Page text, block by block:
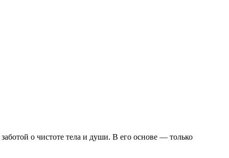
о чистоте тела и души. В его основе — только